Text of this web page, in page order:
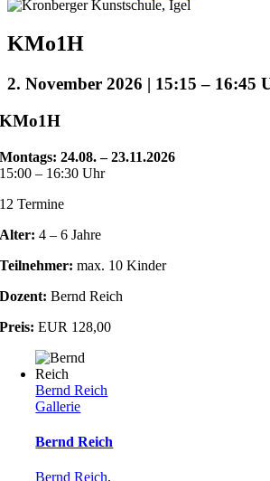
KMo1H
2. November 2026 | 15:15 – 16:45
KMo1H
Montags:24.08. – 23.11.2026
15:00 – 16:30 Uhr
12 Termine
Alter: 4 – 6 Jahre
Teilnehmer: max. 10 Kinder
Dozent: Bernd Reich
Preis: EUR 128,00
Bernd Reich
Gallerie
Bernd Reich
Bernd Reich,